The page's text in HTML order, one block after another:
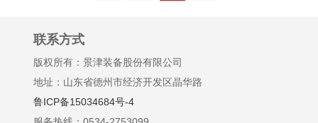
联系方式
版权所有：景津装备股份有限公司
地址：山东省德州市经济开发区晶华路
鲁ICP备15034684号-4